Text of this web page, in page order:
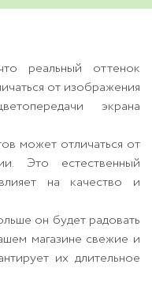
реальный оттенок
от изображения
экрана
может отличаться от
Это естественный
на качество и
он будет радовать
магазине свежие и
их длительное